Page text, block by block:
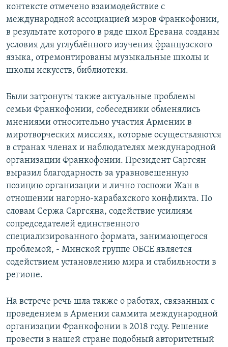
контексте отмечено взаимодействие с
международной ассоциацией мэров Франкофонии,
в результате которого в ряде школ Еревана созданы
условия для углублённого изучения французского
языка, отремонтированы музыкальные школы и
школы искусств, библиотеки.
Были затронуты также актуальные проблемы
семьи Франкофонии, собеседники обменялись
мнениями относительно участия Армении в
миротворческих миссиях, которые осуществляются
в странах членах и наблюдателях международной
организации Франкофонии. Президент Саргсян
выразил благодарность за уравновешенную
позицию организации и лично госпожи Жан в
отношении нагорно-карабахского конфликта. По
словам Сержа Саргсяна, содействие усилиям
сопредседателей единственного
специализированного формата, занимающегося
проблемой, - Минской группе ОБСЕ является
содействием установлению мира и стабильности в
регионе.
На встрече речь шла также о работах, связанных с
проведением в Армении саммита международной
организации Франкофонии в 2018 году. Решение
провести в нашей стране подобный авторитетный